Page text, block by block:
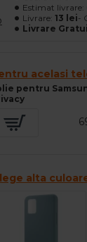
Estimat livrare:
Livrare: 13 lei-
Livrare
acelasi
pentru
alta